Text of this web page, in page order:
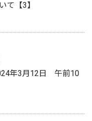
【3】
年3月12日 午前10